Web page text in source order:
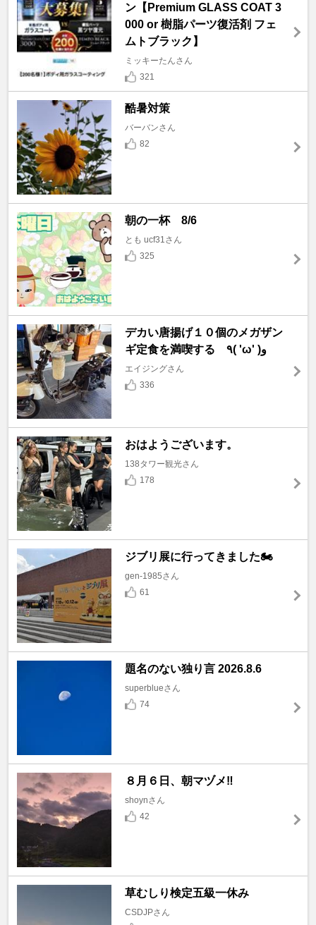
ン【Premium GLASS COAT 3
000 or 樹脂パーツ復活剤 フェ
ムトブラック】
ミッキーたんさん
321
酷暑対策
バーバンさん
82
朝の一杯 8/6
とも ucf31さん
325
デカい唐揚げ１０個のメガザン
ギ定食を満喫する ٩( 'ω' )و
エイジングさん
336
おはようございます。
138タワー観光さん
178
ジブリ展に行ってきました🏍️
gen-1985さん
61
題名のない独り言 2026.8.6
superblueさん
74
８月６日、朝マヅメ‼️
shoynさん
42
草むしり検定五級一休み
CSDJPさん